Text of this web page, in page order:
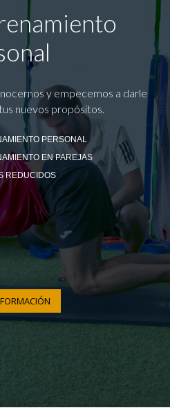
y empecemos a darle
nuevos propósitos.
PERSONAL
EN PAREJAS
REDUCIDOS